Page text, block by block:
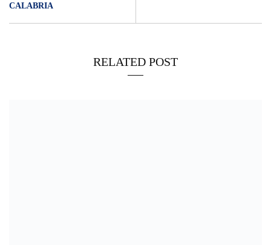
CALABRIA
RELATED POST